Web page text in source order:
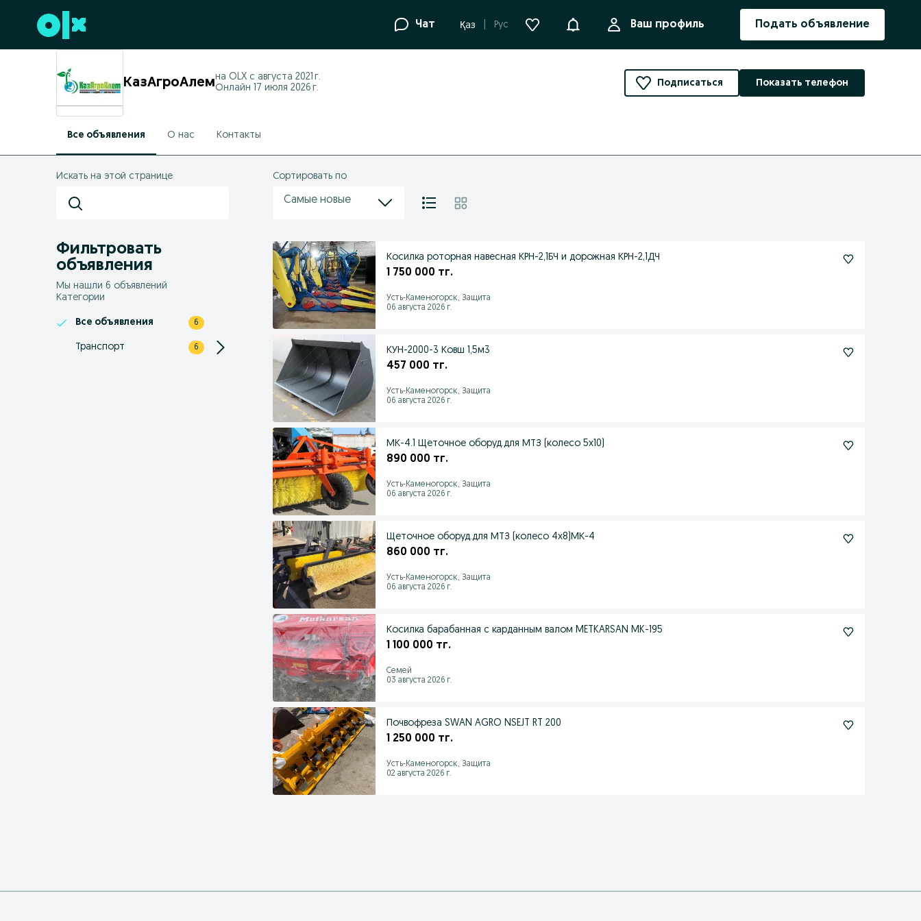
Перейти к нижнему колонтитулу Чат Қаз Рус УведомленияВаш профиль Подать объявление
КазАгроАлемна OLX с августа 2021 г.
Онлайн 17 июля 2026 г.
Подписаться Показать телефон
Все объявления О нас Контакты
Искать на этой странице
Фильтровать
объявления
Мы нашли 6 объявлений
Категории
Все объявления 6
Транспорт 6
Сортировать по
Самые новые
Косилка роторная навесная КРН-2,1БЧ и дорожная КРН-2,1ДЧ
1 750 000 тг.
Усть-Каменогорск, Защита
06 августа 2026 г.
КУН-2000-3 Ковш 1,5м3
457 000 тг.
Усть-Каменогорск, Защита
06 августа 2026 г.
МК-4.1 Щеточное оборуд.для МТЗ (колесо 5х10)
890 000 тг.
Усть-Каменогорск, Защита
06 августа 2026 г.
Щеточное оборуд.для МТЗ (колесо 4х8)МК-4
860 000 тг.
Усть-Каменогорск, Защита
06 августа 2026 г.
Косилка барабанная с карданным валом METKARSAN MK-195
1 100 000 тг.
Семей
03 августа 2026 г.
Почвофреза SWAN AGRO NSEJT RT 200
1 250 000 тг.
Усть-Каменогорск, Защита
02 августа 2026 г.